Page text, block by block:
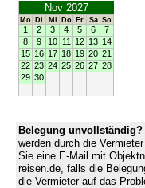
Nov 2027
Mo Di Mi Do Fr Sa So
1 2 3 4 5 6
7
8
9 10 11 12 13 14
15 16 17 18 19 20 21
22 23 24 25 26 27 28
29 30
Belegung unvollständig?
werden durch die
Sie eine E-Mail mit
reisen.de, falls die
die Vermieter auf das